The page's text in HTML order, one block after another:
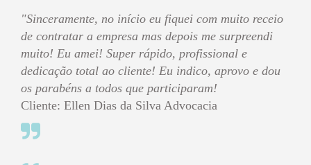
"Sinceramente, no início eu fiquei com muito receio
de contratar a empresa mas depois me surpreendi
muito! Eu amei! Super rápido, profissional e
dedicação total ao cliente! Eu indico, aprovo e dou
os parabéns a todos que participaram!
Cliente: Ellen Dias da Silva Advocacia